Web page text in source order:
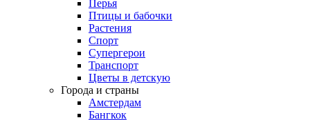
Перья
Птицы и бабочки
Растения
Спорт
Супергерои
Транспорт
Цветы в детскую
Города и страны
Амстердам
Бангкок